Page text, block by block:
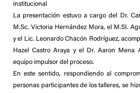
institucional
La presentación estuvo a cargo del Dr.
M.Sc. Victoria Hernández Mora, el M.SI.
y el Lic. Leonardo Chacón Rodríguez,
Hazel Castro Araya y el Dr. Aaron Mena
equipo impulsor del proceso.
En este sentido, respondiendo al
personas participantes de los talleres, se